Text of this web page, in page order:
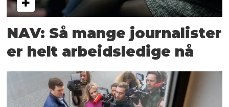
NAV: Så mange journalister
er helt arbeidsledige nå